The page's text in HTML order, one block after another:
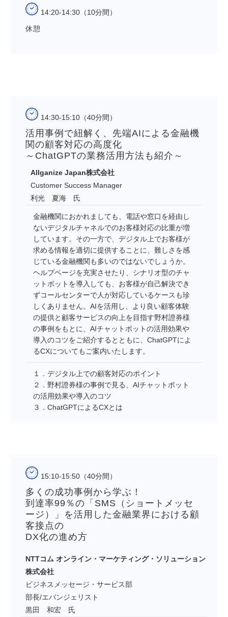
14:20-14:30（10分間）
休憩
14:30-15:10（40分間）
活用事例で紐解く、先端AIによる金融機
関の顧客対応の高度化
～ChatGPTの業務活用方法も紹介～
Allganize Japan株式会社
Customer Success Manager
利光 夏海 氏
金融機関におかれましても、電話や窓口を経由し
ないデジタルチャネルでのお客様対応の比重が増
しています。その一方で、デジタル上でお客様が
求める情報を適切に提供することに、難しさを感
じている金融機関も多いのではないでしょうか。
ヘルプページを充実させたり、シナリオ型のチャ
ットボットを導入しても、お客様が自己解決でき
ずコールセンターで人が対応しているケースも珍
しくありません。AIを活用し、より良い顧客体験
の提供と顧客サービスの向上を目指す野村證券様
の事例をもとに、AIチャットボットの活用効果や
導入のコツをご紹介するとともに、ChatGPTによ
るCXについてもご案内いたします。
１．デジタル上での顧客対応のポイント
２．野村證券様の事例で見る、AIチャットボット
の活用効果や導入のコツ
３．ChatGPTによるCXとは
15:10-15:50（40分間）
多くの成功事例から学ぶ！
到達率99％の「SMS（ショートメッセ
ージ）」を活用した金融業界における顧
客接点の
DX化の進め方
NTTコム オンライン・マーケティング・ソリューション
株式会社
ビジネスメッセージ・サービス部
部長/エバンジェリスト
黒田 和宏 氏